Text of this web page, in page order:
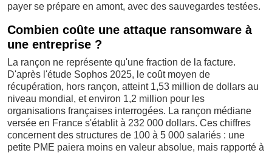
payer se prépare en amont, avec des sauvegardes testées.
Combien coûte une attaque ransomware à
une entreprise ?
La rançon ne représente qu'une fraction de la facture.
D'après l'étude Sophos 2025, le coût moyen de
récupération, hors rançon, atteint 1,53 million de dollars au
niveau mondial, et environ 1,2 million pour les
organisations françaises interrogées. La rançon médiane
versée en France s'établit à 232 000 dollars. Ces chiffres
concernent des structures de 100 à 5 000 salariés : une
petite PME paiera moins en valeur absolue, mais rapporté à